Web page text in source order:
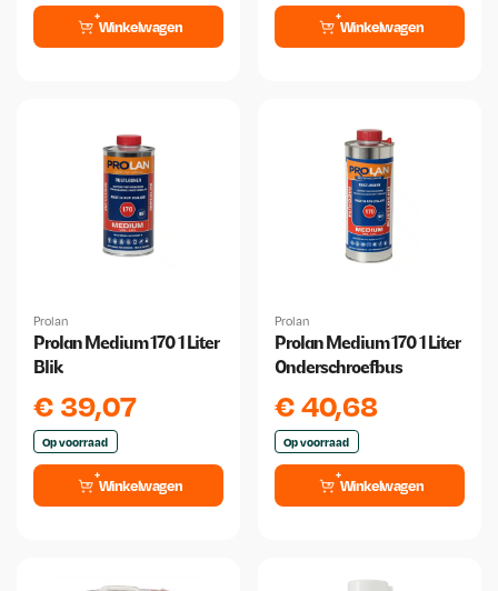
Winkelwagen Winkelwagen
Prolan
Prolan Medium 170 1 Liter
Blik
€ 39,07
Op voorraad
Winkelwagen
Prolan
Prolan Medium 170 1 Liter
Onderschroefbus
€40,68
Op voorraad
Winkelwagen